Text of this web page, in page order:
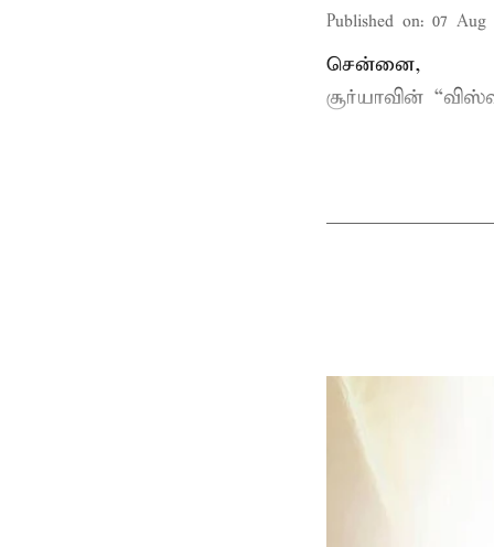
Published on: 07 Aug
சென்னை,
சூர்யாவின் “